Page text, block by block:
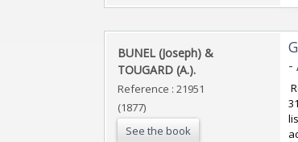
‎BUNEL (Joseph) &
TOUGARD (A.).‎
Reference : 21951
(1877)
See the book
-